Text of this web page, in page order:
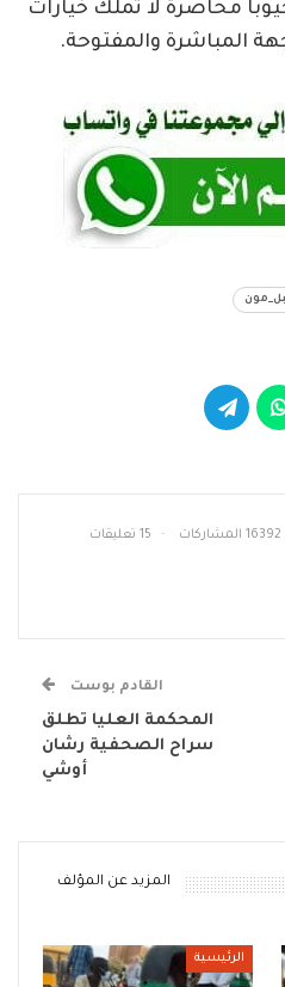
محاصرة لا تملك خيارات
المباشرة والمفتوحة.
16392 المشاركات 15 تعليقات
القادم بوست
المحكمة العليا تطلق
سراح الصحفية رشان
أوشي
المزيد عن المؤلف
الرئيسية